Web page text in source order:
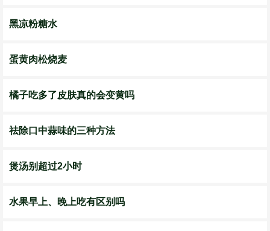
黑凉粉糖水
蛋黄肉松烧麦
橘子吃多了皮肤真的会变黄吗
祛除口中蒜味的三种方法
煲汤别超过2小时
水果早上、晚上吃有区别吗